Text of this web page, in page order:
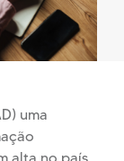
uma
alta no país,